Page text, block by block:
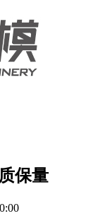
保量